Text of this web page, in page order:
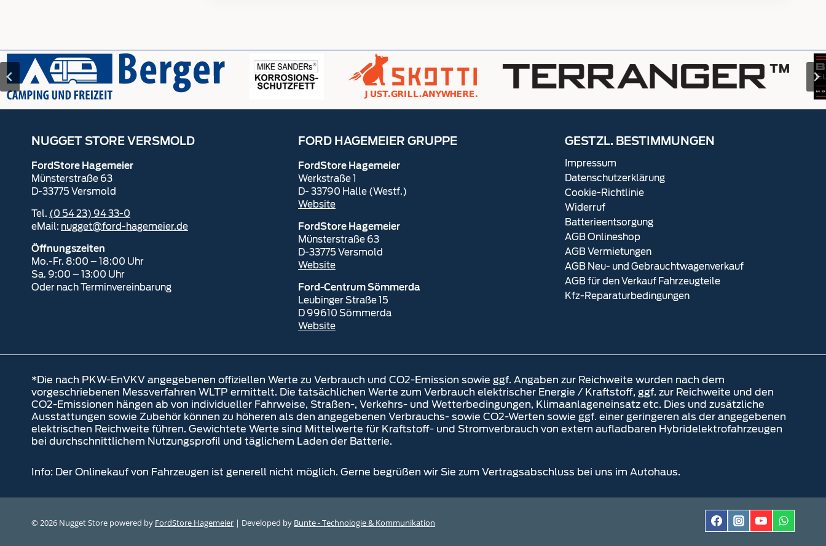
NUGGET STORE VERSMOLD
FordStore Hagemeier
Münsterstraße 63
D-33775 Versmold
Tel. (0 54 23) 94 33-0
eMail: nugget@ford-hagemeier.de
Öffnungszeiten
Mo.-Fr. 8:00 – 18:00 Uhr
Sa. 9:00 – 13:00 Uhr
Oder nach Terminvereinbarung
FORD HAGEMEIER GRUPPE
FordStore Hagemeier
Werkstraße 1
D- 33790 Halle (Westf.)
Website
FordStore Hagemeier
Münsterstraße 63
D-33775 Versmold
Website
Ford-Centrum Sömmerda
Leubinger Straße 15
D 99610 Sömmerda
Website
GESTZL. BESTIMMUNGEN
Impressum
Datenschutzerklärung
Cookie-Richtlinie
Widerruf
Batterieentsorgung
AGB Onlineshop
AGB Vermietungen
AGB Neu- und Gebrauchtwagenverkauf
AGB für den Verkauf Fahrzeugteile
Kfz-Reparaturbedingungen
*Die nach PKW-EnVKV angegebenen offiziellen Werte zu Verbrauch und CO2-Emission sowie ggf. Angaben zur Reichweite wurden nach dem
vorgeschriebenen Messverfahren WLTP ermittelt. Die tatsächlichen Werte zum Verbrauch elektrischer Energie / Kraftstoff, ggf. zur Reichweite und den
CO2-Emissionen hängen ab von individueller Fahrweise, Straßen-, Verkehrs- und Wetterbedingungen, Klimaanlageneinsatz etc. Dies und zusätzliche
Ausstattungen sowie Zubehör können zu höheren als den angegebenen Verbrauchs- sowie CO2-Werten sowie ggf. einer geringeren als der angegebenen
elektrischen Reichweite führen. Gewichtete Werte sind Mittelwerte für Kraftstoff- und Stromverbrauch von extern aufladbaren Hybridelektrofahrzeugen
bei durchschnittlichem Nutzungsprofil und täglichem Laden der Batterie.
Info: Der Onlinekauf von Fahrzeugen ist generell nicht möglich. Gerne begrüßen wir Sie zum Vertragsabschluss bei uns im Autohaus.
© 2026 Nugget Store powered by FordStore Hagemeier | Developed by Bunte - Technologie & Kommunikation